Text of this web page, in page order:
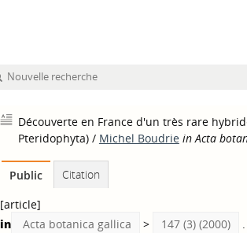
Nouvelle recherche
Découverte en France d'un très rare
Pteridophyta)/ Michel Boudrie in Acta
Public
Citation
[article]
in
Acta botanica gallica > 147 (3) (2000)